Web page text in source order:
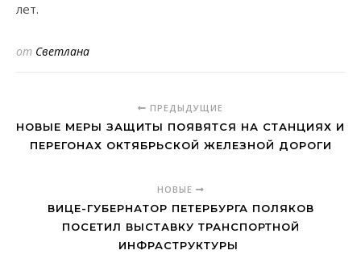
лет.
от Светлана
ПРЕДЫДУЩИЕ
НОВЫЕ МЕРЫ ЗАЩИТЫ ПОЯВЯТСЯ НА СТАНЦИЯХ И
ПЕРЕГОНАХ ОКТЯБРЬСКОЙ ЖЕЛЕЗНОЙ ДОРОГИ
НОВЫЕ
ВИЦЕ-ГУБЕРНАТОР ПЕТЕРБУРГА ПОЛЯКОВ
ПОСЕТИЛ ВЫСТАВКУ ТРАНСПОРТНОЙ
ИНФРАСТРУКТУРЫ